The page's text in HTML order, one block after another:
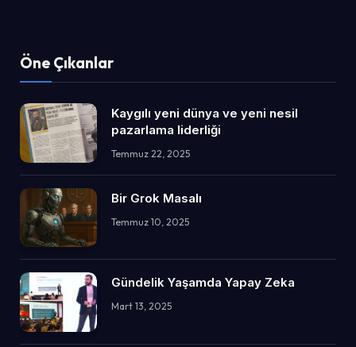
Öne Çıkanlar
Kaygılı yeni dünya ve yeni nesil
pazarlama liderliği
Temmuz 22, 2025
Bir Grok Masalı
Temmuz 10, 2025
Gündelik Yaşamda Yapay Zeka
Mart 13, 2025